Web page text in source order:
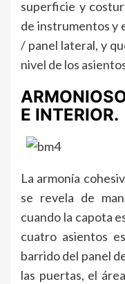
superficie y
de instrumentos y
/ panel lateral, y
nivel de los
E INTERIOR.
La armonía
se revela de
cuando la capota
cuatro asientos
barrido del panel
las puertas, el